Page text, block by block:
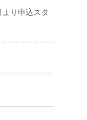
り申込スタ